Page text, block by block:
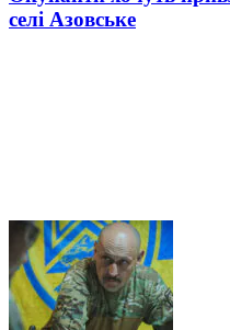
селі Азовське